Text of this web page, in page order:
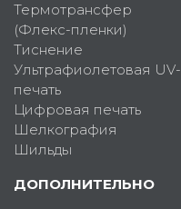
Термотрансфер
(Флекс-пленки)
Тиснение
Ультрафиолетовая UV-
печать
Цифровая печать
Шелкография
Шильды
ДОПОЛНИТЕЛЬНО